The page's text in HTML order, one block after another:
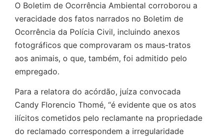
O Boletim de Ocorrência Ambiental corroborou a
veracidade dos fatos narrados no Boletim de
Ocorrência da Polícia Civil, incluindo anexos
fotográficos que comprovaram os maus-tratos
aos animais, o que, também, foi admitido pelo
empregado.
Para a relatora do acórdão, juíza convocada
Candy Florencio Thomé, “é evidente que os atos
ilícitos cometidos pelo reclamante na propriedade
do reclamado correspondem a irregularidade